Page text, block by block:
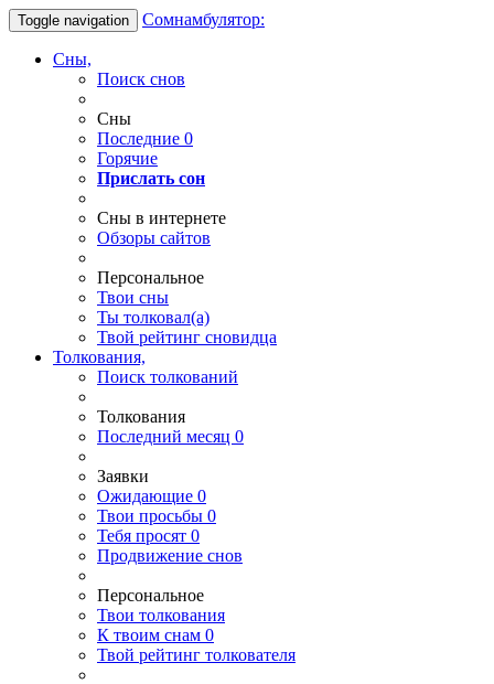
Toggle navigation Сомнамбулятор:
Сны,
Поиск снов
Сны
Последние 0
Горячие
Прислать сон
Сны в интернете
Обзоры сайтов
Персональное
Твои сны
Ты толковал(а)
Твой рейтинг сновидца
Толкования,
Поиск толкований
Толкования
Последний месяц 0
Заявки
Ожидающие 0
Твои просьбы 0
Тебя просят 0
Продвижение снов
Персональное
Твои толкования
К твоим снам 0
Твой рейтинг толкователя